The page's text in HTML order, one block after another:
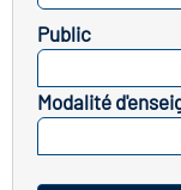
des
construction)
Public
Modalité